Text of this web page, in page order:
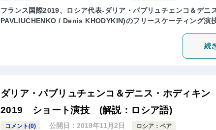
フランス国際2019、ロシア代表-ダリア・パブリュチェンコ＆デニ
PAVLIUCHENKO / Denis KHODYKIN)のフリースケーティング演
続
ダリア・パブリュチェンコ＆デニス・ホディキ
2019 ショート演技 (解説：ロシア語)
コメント(0) 公開日：2019年11月2日 ロシア：ペア